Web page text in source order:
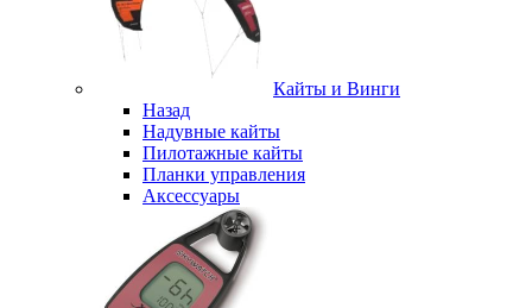
Кайты и Винги
Назад
Надувные кайты
Пилотажные кайты
Планки управления
Аксессуары